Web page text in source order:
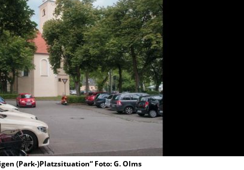
(Park-)Platzsituation“ Foto: G. Olms